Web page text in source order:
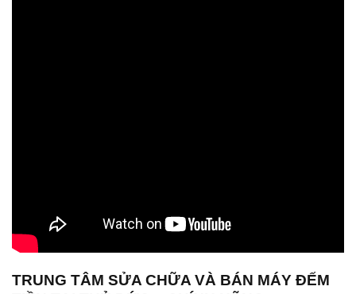
TRUNG TÂM SỬA CHỮA VÀ BÁN MÁY ĐẾM